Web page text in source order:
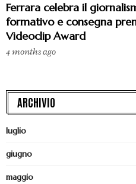
Ferrara celebra il
formativo e consegna
Videoclip Award
4 months ago
ARCHIVIO
luglio
giugno
maggio